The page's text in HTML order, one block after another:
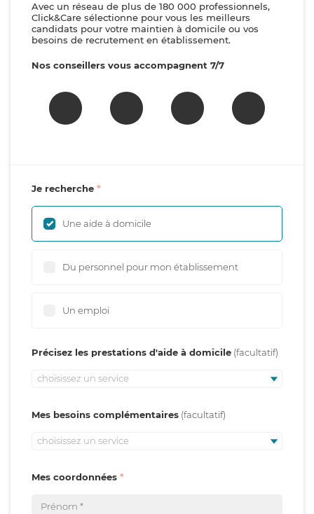
Avec un réseau de plus de 180 000 professionnels,
Click&Care sélectionne pour vous les meilleurs
candidats pour votre maintien à domicile ou vos
besoins de recrutement en établissement.
Nos conseillers vous accompagnent 7/7
Je recherche
Une aide à domicile
Du personnel pour mon établissement
Un emploi
Précisez les prestations d'aide à domicile
choisissez un service
Mes besoins complémentaires
choisissez un service
Mes coordonnées